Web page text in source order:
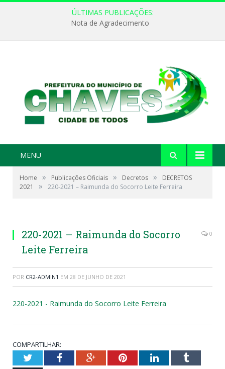
ÚLTIMAS PUBLICAÇÕES:
Nota de Agradecimento
MENU
Home » Publicações Oficiais » Decretos »
DECRETOS
2021
» 220-2021 – Raimunda do Socorro Leite Ferreira
220-2021 – Raimunda do Socorro
Leite Ferreira
0
POR CR2-ADMIN1 EM 28 DE JUNHO DE 2021
220-2021 - Raimunda do Socorro Leite Ferreira
COMPARTILHAR:
TwitterFacebookGoogle+PinterestLinkedInTumblr